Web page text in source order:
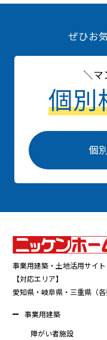
ぜひお
マ
個別
個
事業用建築・土地活用サイト
【対応エリア】
愛知県・岐阜県・三重県（各
事業用建築
障がい者施設